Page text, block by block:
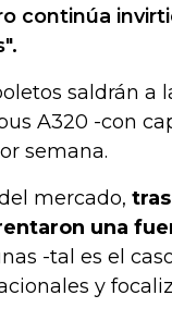
continúa
saldrán a
A320 -con
semana.
mercado,
una
-tal es el
y